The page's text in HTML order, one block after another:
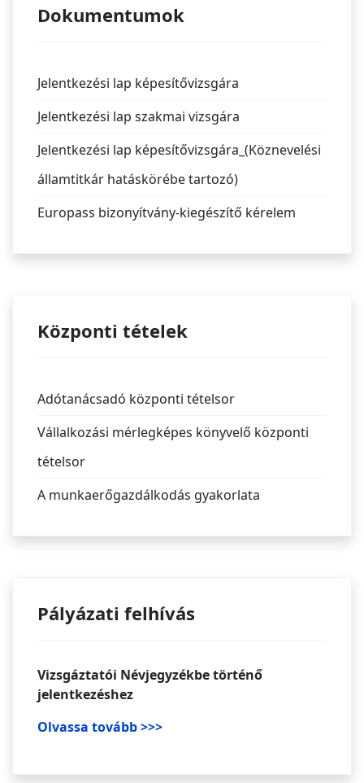
Dokumentumok
Jelentkezési lap képesítővizsgára
Jelentkezési lap szakmai vizsgára
Jelentkezési lap képesítővizsgára_(Köznevelési
államtitkár hatáskörébe tartozó)
Europass bizonyítvány-kiegészítő kérelem
Központi tételek
Adótanácsadó központi tételsor
Vállalkozási mérlegképes könyvelő központi
tételsor
A munkaerőgazdálkodás gyakorlata
Pályázati felhívás
Vizsgáztatói Névjegyzékbe történő
jelentkezéshez
Olvassa tovább >>>